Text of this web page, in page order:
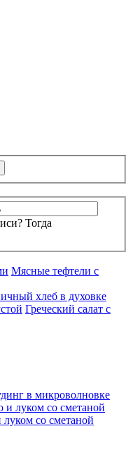
Тогда
Мясные тефтели с
хлеб в духовке
Греческий салат с
в микроволновке
со сметаной